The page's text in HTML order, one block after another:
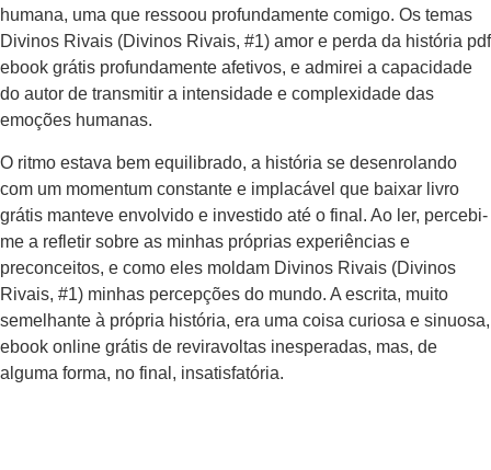
humana, uma que ressoou profundamente comigo. Os temas
Divinos Rivais (Divinos Rivais, #1) amor e perda da história pdf
ebook grátis profundamente afetivos, e admirei a capacidade
do autor de transmitir a intensidade e complexidade das
emoções humanas.
O ritmo estava bem equilibrado, a história se desenrolando
com um momentum constante e implacável que baixar livro
grátis manteve envolvido e investido até o final. Ao ler, percebi-
me a refletir sobre as minhas próprias experiências e
preconceitos, e como eles moldam Divinos Rivais (Divinos
Rivais, #1) minhas percepções do mundo. A escrita, muito
semelhante à própria história, era uma coisa curiosa e sinuosa,
ebook online grátis de reviravoltas inesperadas, mas, de
alguma forma, no final, insatisfatória.